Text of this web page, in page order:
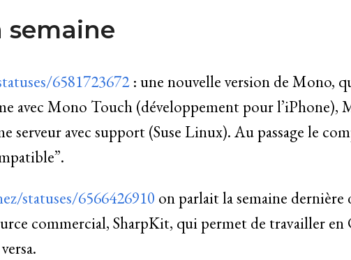
semaine
6581723672: une nouvelle version de Mono,
avec Mono Touch (développement pour l’iPhone),
serveur avec support (Suse Linux). Au passage le
statuses/6566426910 on parlait la semaine dernière
commercial, SharpKit, qui permet de travailler en